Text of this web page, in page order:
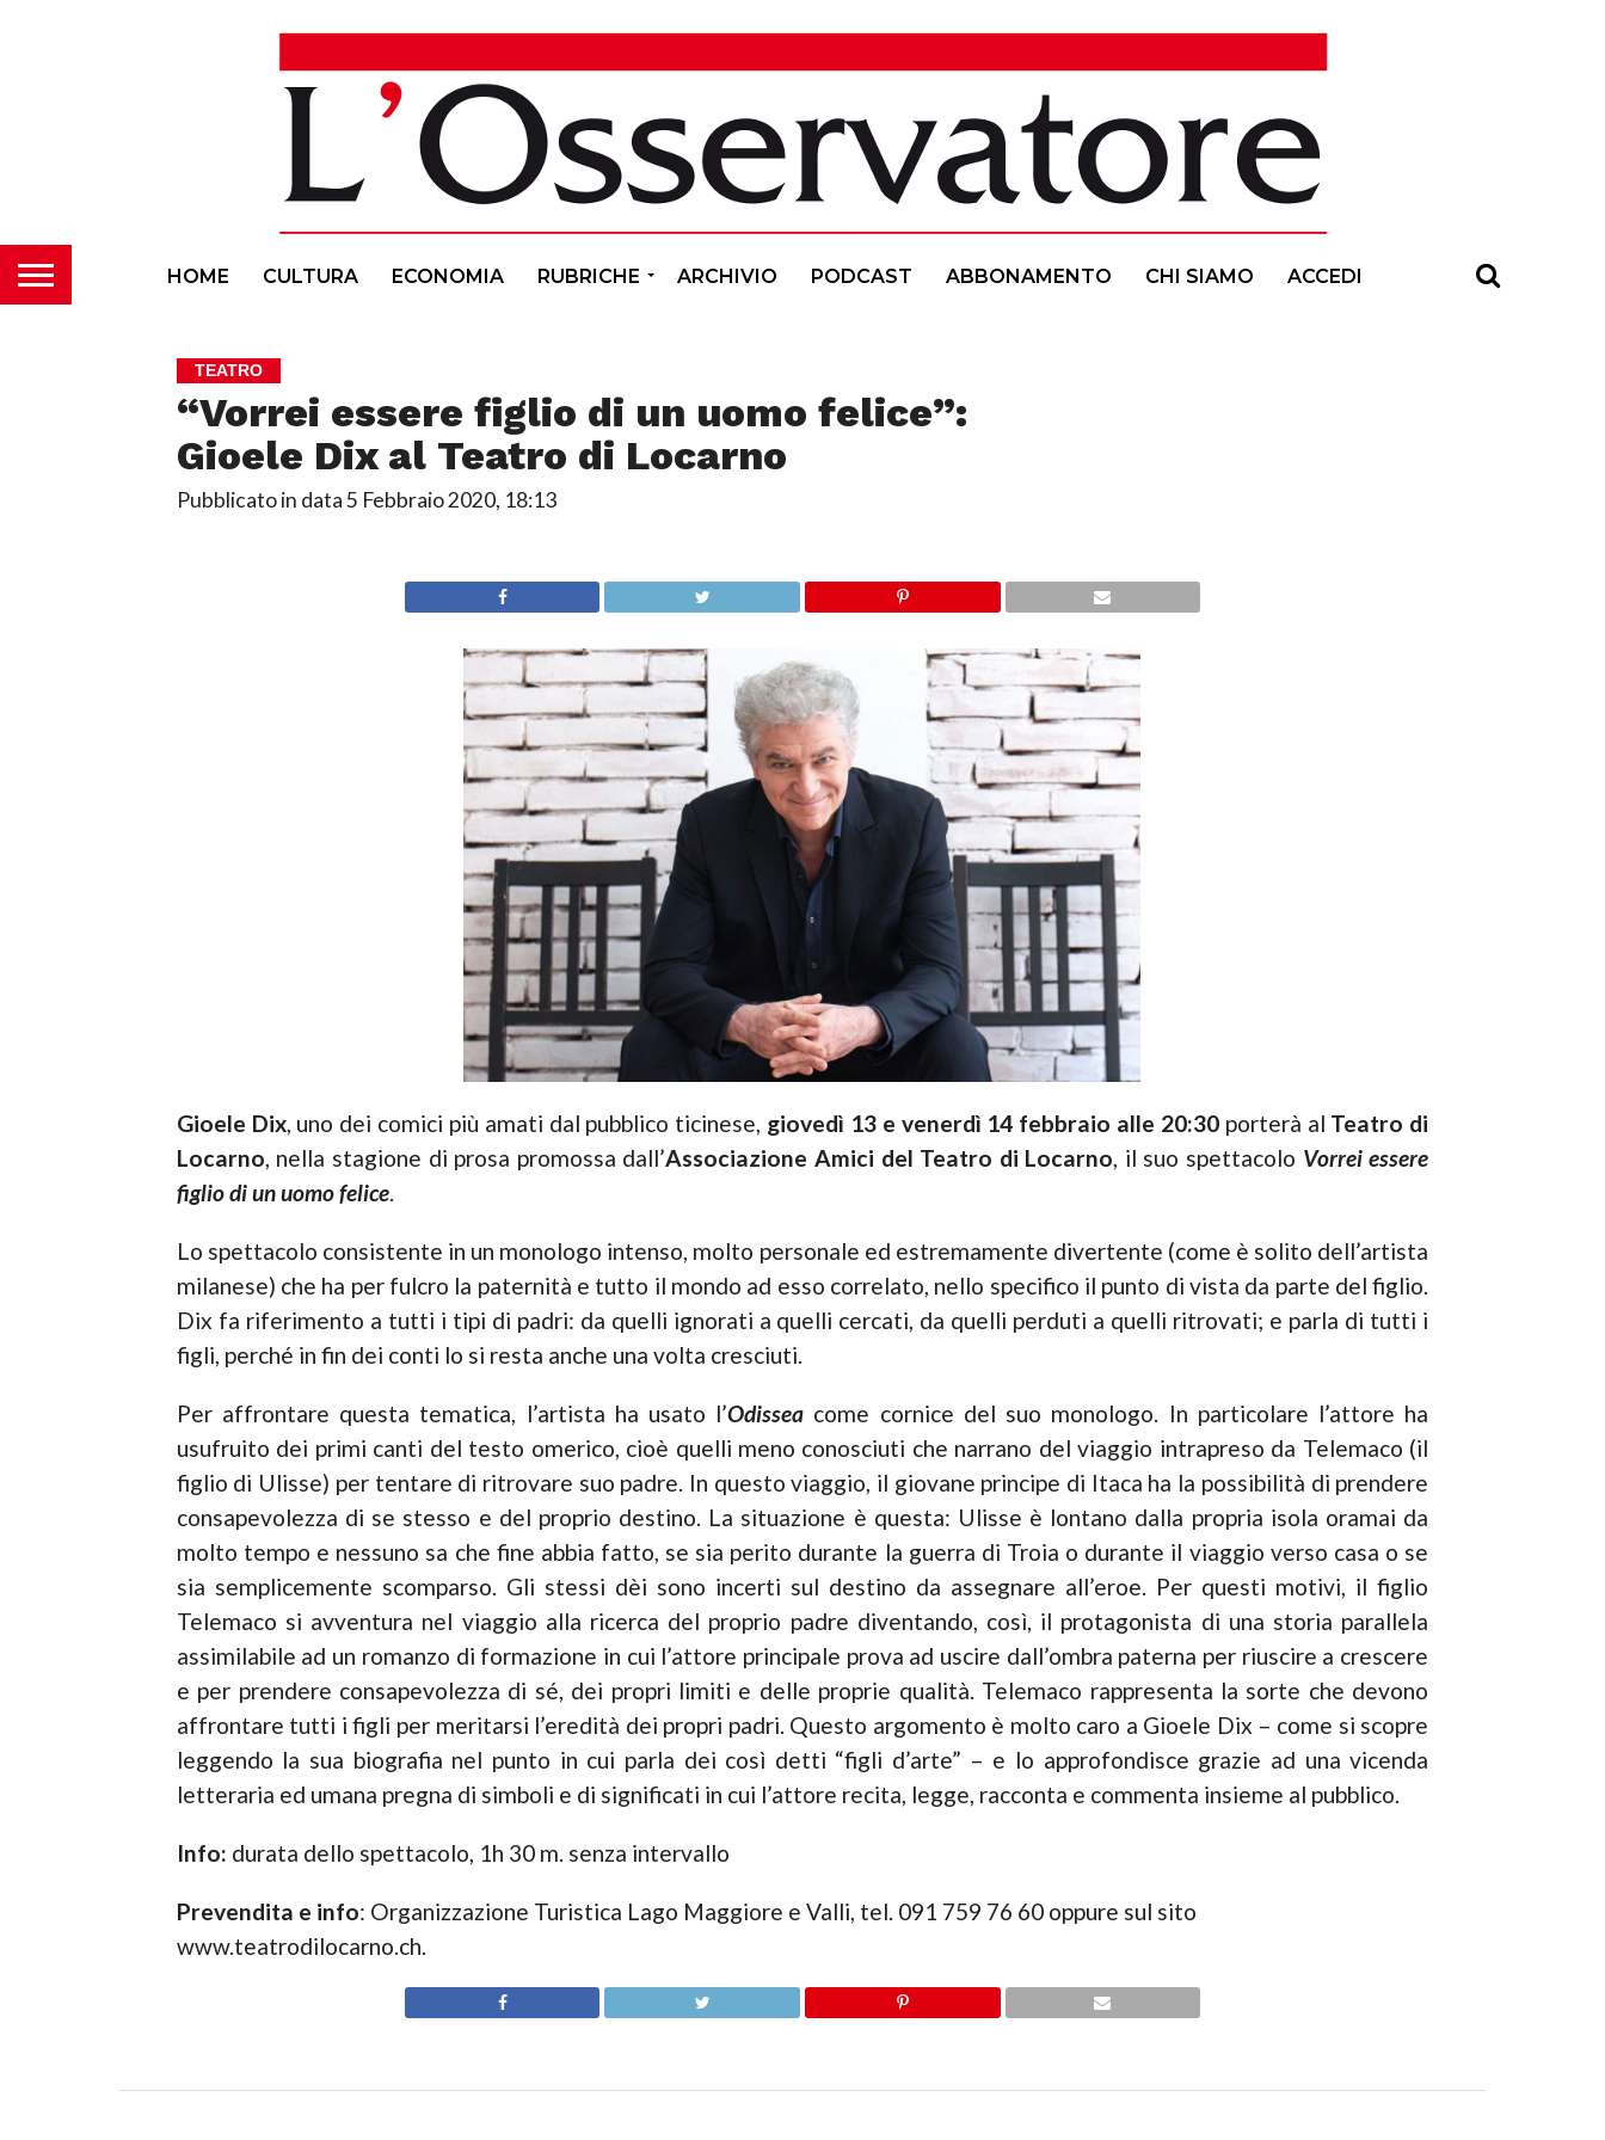
HOME CULTURA ECONOMIA RUBRICHE ARCHIVIO PODCAST ABBONAMENTO CHI SIAMO ACCEDI
TEATRO
“Vorrei essere figlio di un uomo felice”:
Gioele Dix al Teatro di Locarno
Pubblicato in data5 Febbraio 2020, 18:13
Gioele Dix, uno dei comici più amati dal pubblico ticinese, giovedì 13 e venerdì 14 febbraio alle 20:30porterà al Teatro di
Locarno, nella stagione di prosa promossa dall’Associazione Amici del Teatro di Locarno, il suo spettacolo Vorrei essere
figlio di un uomo felice.
Lo spettacolo consistente in un monologo intenso, molto personale ed estremamente divertente (come è solito dell’artista
milanese) che ha per fulcro la paternità e tutto il mondo ad esso correlato, nello specifico il punto di vista da parte del figlio.
Dix fa riferimento a tutti i tipi di padri: da quelli ignorati a quelli cercati, da quelli perduti a quelli ritrovati; e parla di tutti i
figli, perché in fin dei conti lo si resta anche una volta cresciuti.
Per affrontare questa tematica, l’artista ha usato l’Odissea come cornice del suo monologo. In particolare l’attore ha
usufruito dei primi canti del testo omerico, cioè quelli meno conosciuti che narrano del viaggio intrapreso da Telemaco (il
figlio di Ulisse) per tentare di ritrovare suo padre. In questo viaggio, il giovane principe di Itaca ha la possibilità di prendere
consapevolezza di se stesso e del proprio destino. La situazione è questa: Ulisse è lontano dalla propria isola oramai da
molto tempo e nessuno sa che fine abbia fatto, se sia perito durante la guerra di Troia o durante il viaggio verso casa o se
sia semplicemente scomparso. Gli stessi dèi sono incerti sul destino da assegnare all’eroe. Per questi motivi, il figlio
Telemaco si avventura nel viaggio alla ricerca del proprio padre diventando, così, il protagonista di una storia parallela
assimilabile ad un romanzo di formazione in cui l’attore principale prova ad uscire dall’ombra paterna per riuscire a crescere
e per prendere consapevolezza di sé, dei propri limiti e delle proprie qualità. Telemaco rappresenta la sorte che devono
affrontare tutti i figli per meritarsi l’eredità dei propri padri. Questo argomento è molto caro a Gioele Dix – come si scopre
leggendo la sua biografia nel punto in cui parla dei così detti “figli d’arte” – e lo approfondisce grazie ad una vicenda
letteraria ed umana pregna di simboli e di significati in cui l’attore recita, legge, racconta e commenta insieme al pubblico.
Info: durata dello spettacolo, 1h 30 m. senza intervallo
Prevendita e info: Organizzazione Turistica Lago Maggiore e Valli, tel. 091 759 76 60 oppure sul sito
www.teatrodilocarno.ch.